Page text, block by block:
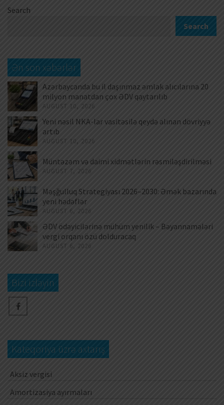
Search
Search
Ən son xəbərlər
Azərbaycanda bu il daşınmaz əmlak alıcılarına 20
milyon manatdan çox ƏDV qaytarılıb
AUGUST 10, 2026
Yeni nəsil NKA-lar vasitəsilə qeydə alınan dövriyyə
artıb
AUGUST 10, 2026
Müntəzəm və daimi xidmətlərin rəsmiləşdirilməsi
AUGUST 7, 2026
Məşğulluq Strategiyası 2026–2030: Əmək bazarında
yeni hədəflər
AUGUST 6, 2026
ƏDV ödəyicilərinə mühüm yenilik – Bəyannamələri
vergi orqanı özü dolduracaq
AUGUST 6, 2026
Bizi izləyin
Kateqoriya üzrə axtarış
Aksiz vergisi
Amortizasiya ayırmaları